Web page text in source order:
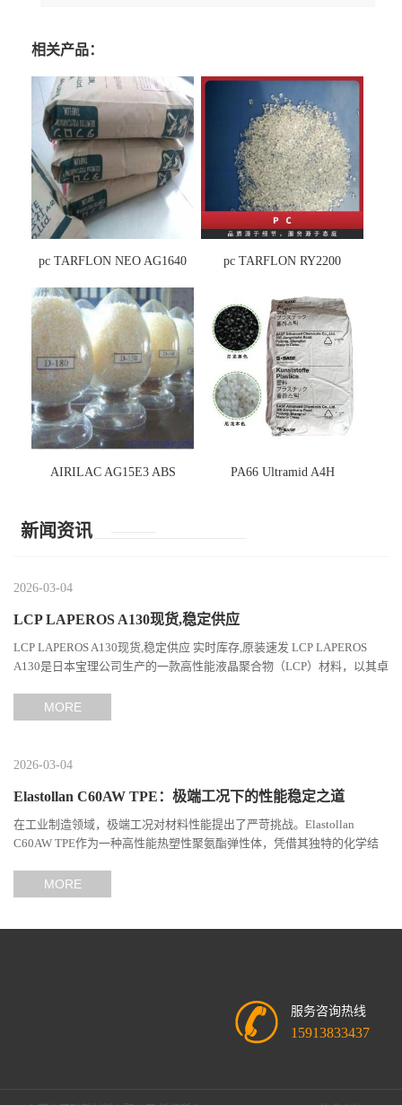
相关产品：
pc TARFLON NEO AG1640 pc TARFLON RY2200
AIRILAC AG15E3 ABS PA66 Ultramid A4H
新闻资讯
2026-03-04
LCP LAPEROS A130现货,稳定供应
LCP LAPEROS A130现货,稳定供应 实时库存,原装速发 LCP LAPEROS
A130是日本宝理公司生产的一款高性能液晶聚合物（LCP）材料，以其卓
MORE
2026-03-04
Elastollan C60AW TPE：极端工况下的性能稳定之道
在工业制造领域，极端工况对材料性能提出了严苛挑战。Elastollan
C60AW TPE作为一种高性能热塑性聚氨酯弹性体，凭借其独特的化学结
MORE
服务咨询热线
15913833437